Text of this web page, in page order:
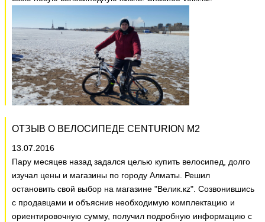
ОТЗЫВ О ВЕЛОСИПЕДЕ CENTURION M2
13.07.2016
Пару месяцев назад задался целью купить велосипед, долго
изучал цены и магазины по городу Алматы. Решил
остановить свой выбор на магазине "Велик.кz". Созвонившись
с продавцами и объяснив необходимую комплектацию и
ориентировочную сумму, получил подробную информацию с